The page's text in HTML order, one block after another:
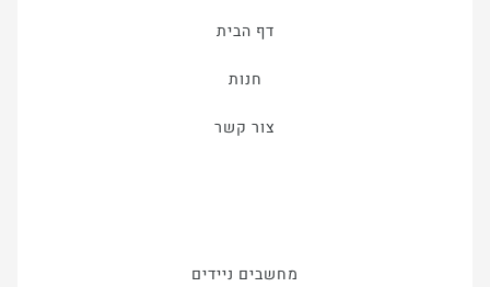
דף הבית
חנות
צור קשר
מחשבים ניידים